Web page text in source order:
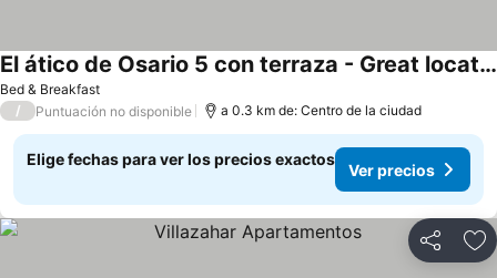
Bed & Breakfast
El ático de Osario 5 con terraza - Great location
Ver precios
/ Puntuación no disponible a 0.3 km de: Centro de la ciudad
Elige fechas para ver los precios exactos
Ver precios
Compartir